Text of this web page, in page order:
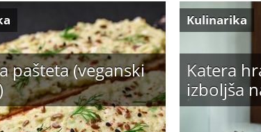
pašteta (veganski
Katera
izboljša
Kulinarika